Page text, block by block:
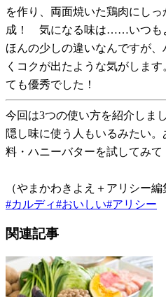
を作り、両面焼いた鶏肉にし
成！ 気になる味は……いつも
ほんの少しの違いなんですが
くコクが出たような気がしま
ても優秀でした！
今回は3つの使い方を紹介しま
隠し味に使う人もいるみたい
料・ハニーバターを試してみて
（やまかわきよえ＋アリシー編
#カルディ#おいしい#アリシー
関連記事